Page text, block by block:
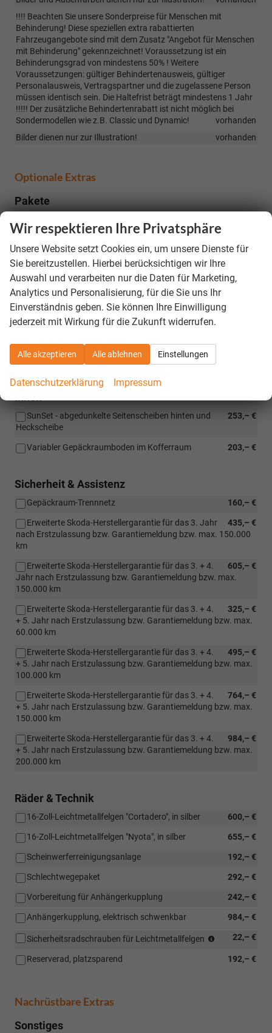
!!!! Beachten Sie unsere Sonderpreise für Menschen mit
Behinderung! Diese speziellen extra rabattierten
Fahrzeugangebote sind mit dem Zusatz "Angebot für Menschen
mit Behinderung" gekennzeichnet! Voraussetzung ist ein
Behinderungsgrad von mindestens 50% ! Weitere
Voraussetzungen: gültiger Behindertenausweis, gültiger
Personalausweis, Vertragspartner und die zugelassene Person
müssen identisch sein. Die Haltefrist beträgt mindestens 1 Jahr
!!!!! Der zusätzliche Behindertenrabatt ist nicht möglich bei
Sondermodellen wie z.B. Classic und Dynamic!
vorhanden
Bilder dienen nur zur Illustration!
vorhanden
Optionale Extras
Pakete
Rückleuchten mit animierten Blinkleuchten, Außenspiegel
Interieur-Plus-Paket: 2-Zonen-Climatronic,
drahtloses SmartLink, 8 Lautsprecher, 2x USB-C hinten
Funktions-Paket: Türkantenschutz, Mülleimer,
Kofferraum-Wendematte, Tablet-/Telefonhalter
vorne, KESSY (schlüsselloses Ent-/Verriegeln und Starten) mit
Alarmanlage, Fahrprofilauswahl
253,– €
SunSet - abgedunkelte Seitenscheiben hinten und
Heckscheibe
203,– €
Variabler Gepäckraumboden im Kofferraum
Sicherheit & Assistenz
160,– €
Gepäckraum-Trennnetz
435,– €
Erweiterte Skoda-Herstellergarantie für das 3. Jahr
nach Erstzulassung bzw. Garantiemeldung bzw. max. 150.000
km
605,– €
Erweiterte Skoda-Herstellergarantie für das 3. + 4.
Jahr nach Erstzulassung bzw. Garantiemeldung bzw. max.
150.000 km
325,– €
Erweiterte Skoda-Herstellergarantie für das 3. + 4.
+ 5. Jahr nach Erstzulassung bzw. Garantiemeldung bzw. max.
60.000 km
495,– €
Erweiterte Skoda-Herstellergarantie für das 3. + 4.
+ 5. Jahr nach Erstzulassung bzw. Garantiemeldung bzw. max.
100.000 km
764,– €
Erweiterte Skoda-Herstellergarantie für das 3. + 4.
+ 5. Jahr nach Erstzulassung bzw. Garantiemeldung bzw. max.
150.000 km
984,– €
Erweiterte Skoda-Herstellergarantie für das 3. + 4.
+ 5. Jahr nach Erstzulassung bzw. Garantiemeldung bzw. max.
200.000 km
Räder & Technik
600,– €
16-Zoll-Leichtmetallfelgen "Cortadero", in silber
655,– €
16-Zoll-Leichtmetallfelgen "Nyota", in silber
192,– €
Scheinwerferreinigungsanlage
292,– €
Schlechtwegepaket
242,– €
Vorbereitung für Anhängerkupplung
984,– €
Anhängerkupplung, elektrisch schwenkbar
22,– €
Sicherheitsradschrauben für Leichtmetallfelgen
192,– €
Reserverad, platzsparend
Nachrüstbare Extras
Sonstiges
Wir respektieren Ihre Privatsphäre
Unsere Website setzt Cookies ein, um unsere Dienste für
Sie bereitzustellen. Hierbei berücksichtigen wir Ihre
Auswahl und verarbeiten nur die Daten für Marketing,
Analytics und Personalisierung, für die Sie uns Ihr
Einverständnis geben. Sie können Ihre Einwilligung
jederzeit mit Wirkung für die Zukunft widerrufen.
Alle akzeptieren Alle ablehnen Einstellungen
Datenschutzerklärung Impressum